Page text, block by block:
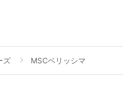
ズ MSCベリッシマ